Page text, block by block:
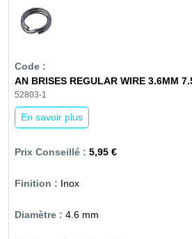
AN BRISES REGULAR WIRE 3.6MM
52803-1
En savoir plus
5,95 €
Inox
4.6 mm